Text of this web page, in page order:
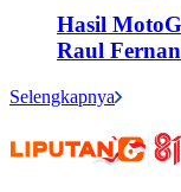
Hasil
Raul
Selengkapnya